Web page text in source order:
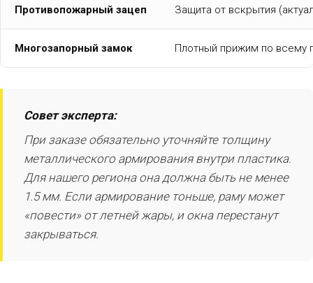
Противопожарный зацеп Защита от вскрытия
Многозапорный замок Плотный прижим по всему
Совет эксперта:
При заказе обязательно уточняйте толщину
металлического армирования внутри пластика.
Для нашего региона она должна быть не менее
1.5 мм. Если армирование тоньше, раму может
«повести» от летней жары, и окна перестанут
закрываться.